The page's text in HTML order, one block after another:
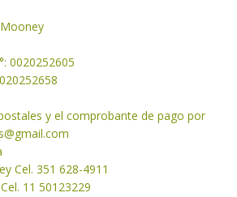
0020252605
y el comprobante de pago por
Cel. 351 628-4911
11 50123229